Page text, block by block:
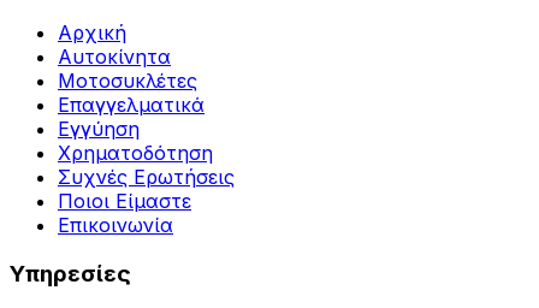
Αρχική
Αυτοκίνητα
Μοτοσυκλέτες
Επαγγελματικά
Εγγύηση
Χρηματοδότηση
Συχνές Ερωτήσεις
Ποιοι Είμαστε
Επικοινωνία
Υπηρεσίες